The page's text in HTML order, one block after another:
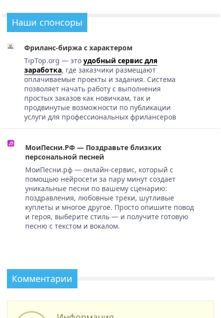
Наши спонсоры
Фриланс-биржа с характером
TipTop.org — это удобный сервис для
заработка, где заказчики размещают
оплачиваемые проекты и задания. Система
позволяет начать работу с выполнения
простых заказов как новичкам, так и
продвинутые возможности по публикации
услуги для профессиональных фрилансеров
МоиПесни.РФ — Поздравьте близких
персональной песней
МоиПесни.рф — онлайн-сервис, который с
помощью нейросети за пару минут создает
уникальные песни по вашему сценарию:
поздравления, любовные треки, шутливые
куплеты и многое другое. Просто опишите повод
и героя, выберите стиль — и получите готовую
песню с текстом и вокалом.
Комментарии